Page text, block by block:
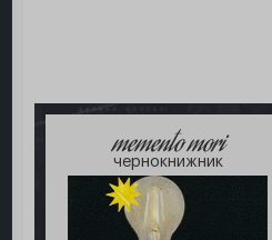
memento mori
чернокнижник